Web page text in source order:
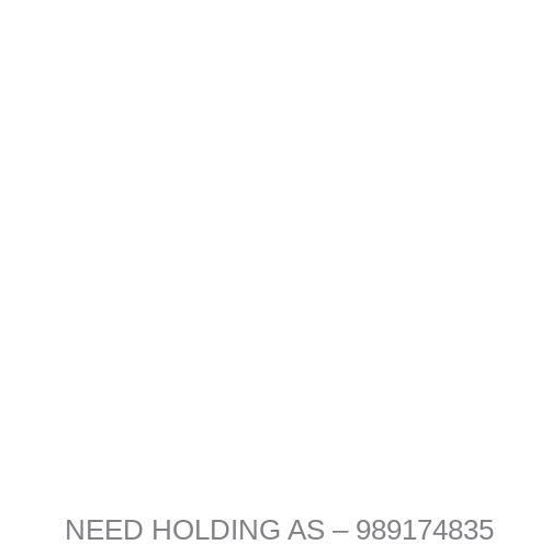
NEED HOLDING AS – 989174835